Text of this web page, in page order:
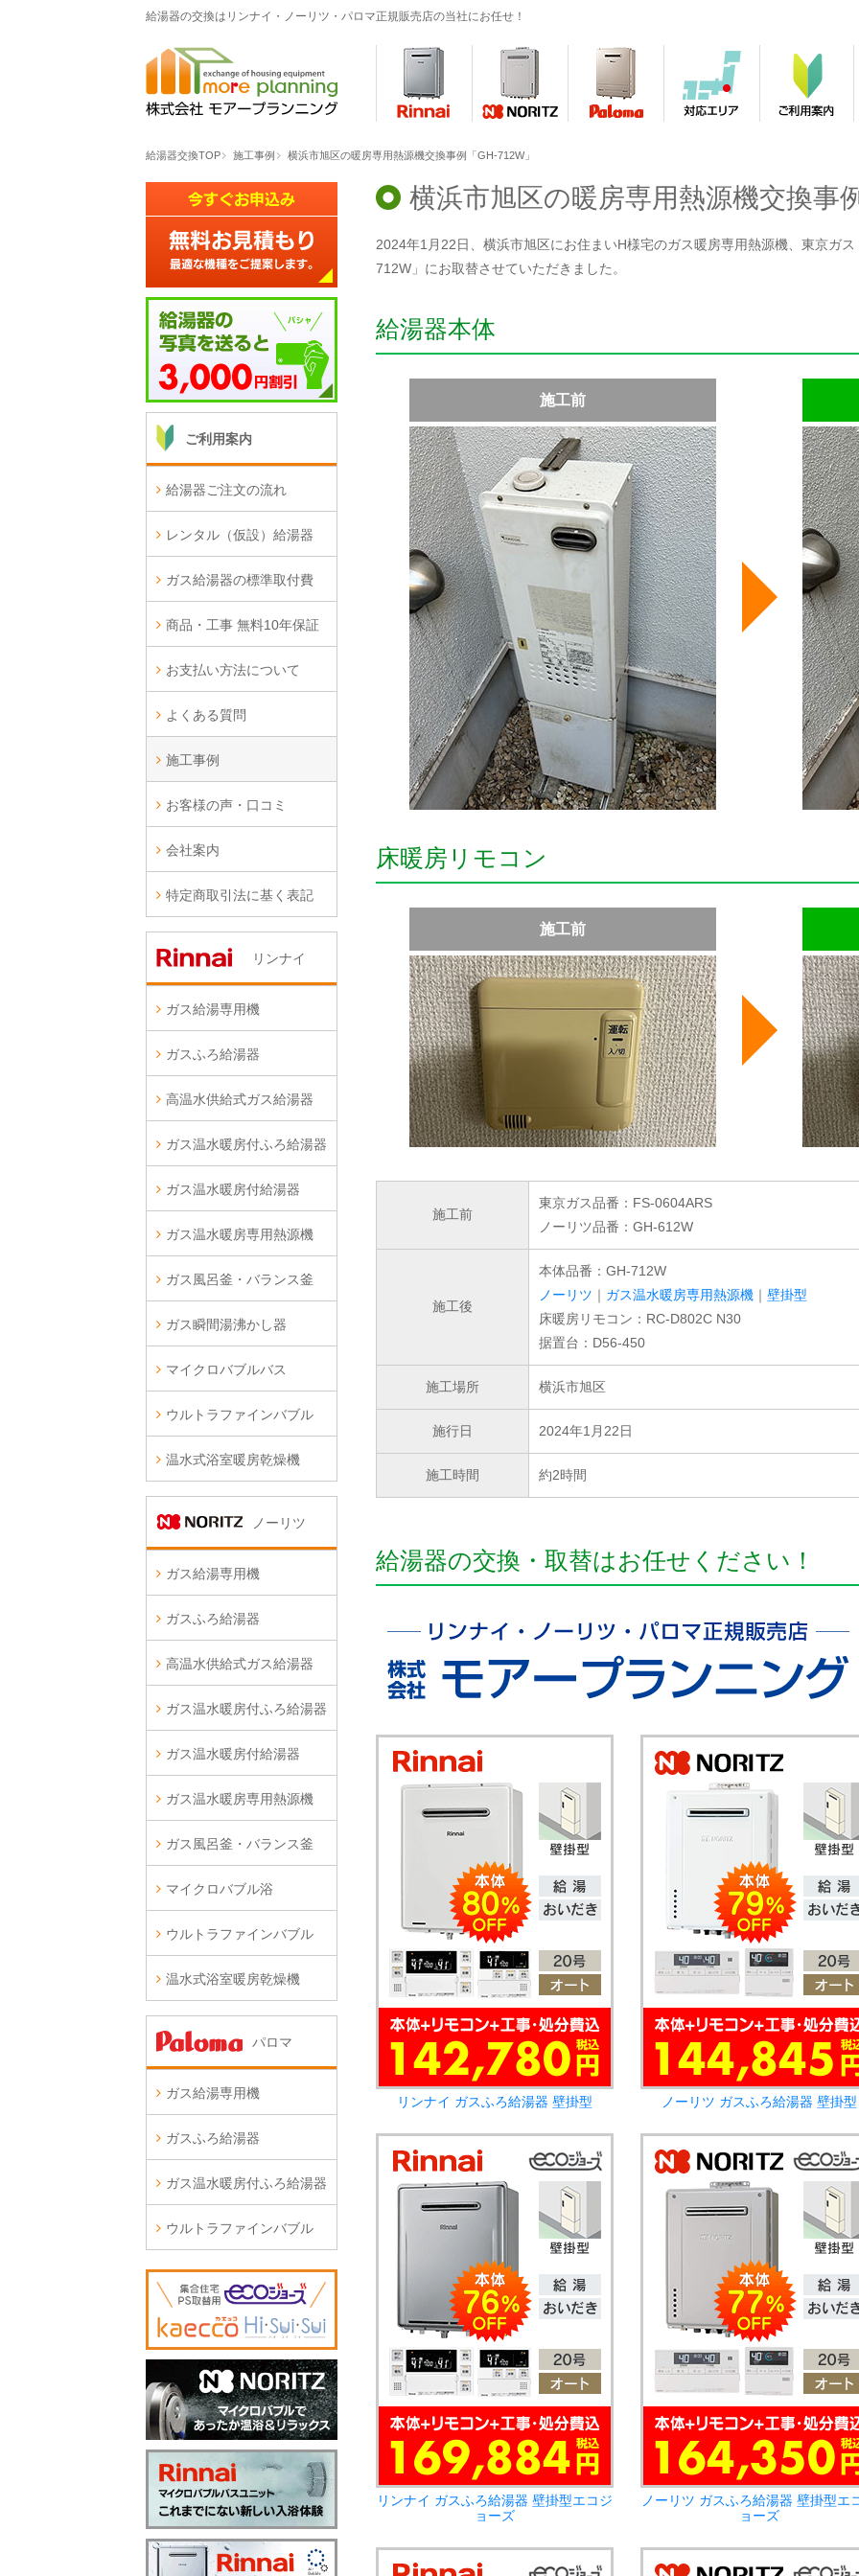
給湯器の交換はリンナイ・ノーリツ・パロマ正規販売店の当社にお任せ！
給湯器交換TOP 施工事例 横浜市旭区の暖房専用熱源機交換事例「GH-712W」
横浜市旭区の暖房専用熱源機交換事
2024年1月22日、横浜市旭区にお住まいH様宅のガス暖房専用熱源機、東京ガ
712W」にお取替させていただきました。
給湯器本体
施工前
床暖房リモコン
施工前
施工前
東京ガス品番：FS-0604ARS
ノーリツ品番：GH-612W
施工後
本体品番：GH-712W
ノーリツ ｜ ガス温水暖房専用熱源機 ｜ 壁掛型
床暖房リモコン：RC-D802C N30
据置台：D56-450
施工場所 横浜市旭区
施行日 2024年1月22日
施工時間 約2時間
給湯器の交換・取替はお任せください！
リンナイ ガスふろ給湯器 壁掛型 ノーリツ ガスふろ給湯器 壁掛型
リンナイ ガスふろ給湯器 壁掛型エコジ
ョーズ
ノーリツ ガスふろ給湯器 壁掛型エ
ョーズ
ご利用案内
給湯器ご注文の流れ
レンタル（仮設）給湯器
ガス給湯器の標準取付費
商品・工事 無料10年保証
お支払い方法について
よくある質問
施工事例
お客様の声・口コミ
会社案内
特定商取引法に基く表記
リンナイ
ガス給湯専用機
ガスふろ給湯器
高温水供給式ガス給湯器
ガス温水暖房付ふろ給湯器
ガス温水暖房付給湯器
ガス温水暖房専用熱源機
ガス風呂釜・バランス釜
ガス瞬間湯沸かし器
マイクロバブルバス
ウルトラファインバブル
温水式浴室暖房乾燥機
ノーリツ
ガス給湯専用機
ガスふろ給湯器
高温水供給式ガス給湯器
ガス温水暖房付ふろ給湯器
ガス温水暖房付給湯器
ガス温水暖房専用熱源機
ガス風呂釜・バランス釜
マイクロバブル浴
ウルトラファインバブル
温水式浴室暖房乾燥機
パロマ
ガス給湯専用機
ガスふろ給湯器
ガス温水暖房付ふろ給湯器
ウルトラファインバブル